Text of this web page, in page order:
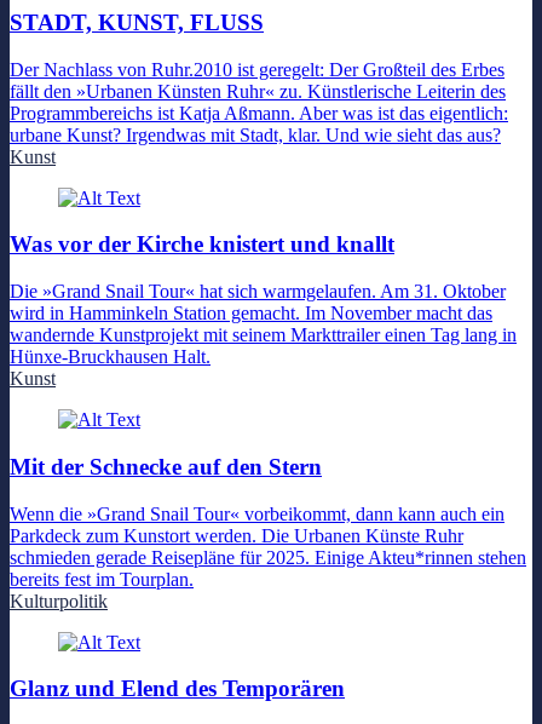
STADT, KUNST, FLUSS
Der Nachlass von Ruhr.2010 ist geregelt: Der Großteil des Erbes
fällt den »Urbanen Künsten Ruhr« zu. Künstlerische Leiterin des
Programmbereichs ist Katja Aßmann. Aber was ist das eigentlich:
urbane Kunst? Irgendwas mit Stadt, klar. Und wie sieht das aus?
Kunst
Was vor der Kirche knistert und knallt
Die »Grand Snail Tour« hat sich warmgelaufen. Am 31. Oktober
wird in Hamminkeln Station gemacht. Im November macht das
wandernde Kunstprojekt mit seinem Markttrailer einen Tag lang in
Hünxe-Bruckhausen Halt.
Kunst
Mit der Schnecke auf den Stern
Wenn die »Grand Snail Tour« vorbeikommt, dann kann auch ein
Parkdeck zum Kunstort werden. Die Urbanen Künste Ruhr
schmieden gerade Reisepläne für 2025. Einige Akteu*rinnen stehen
bereits fest im Tourplan.
Kulturpolitik
Glanz und Elend des Temporären